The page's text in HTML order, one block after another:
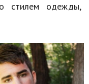
стилем одежды,